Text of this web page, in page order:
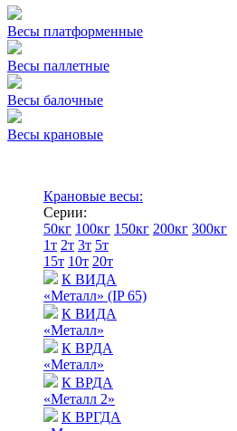
Весы платформенные
Весы паллетные
Весы балочные
Весы крановые
Крановые весы:
Серии:
50кг 100кг 150кг 200кг 300кг
1т 2т 3т 5т
15т 10т 20т
К ВИДА
«Металл» (IP 65)
К ВИДА
«Металл»
К ВРДА
«Металл»
К ВРДА
«Металл 2»
К ВРГДА